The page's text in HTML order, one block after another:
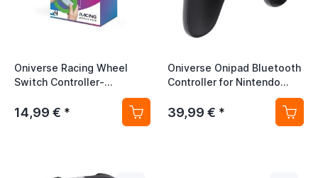
Oniverse Racing Wheel
Switch Controller-
14,99 € *
Oniverse Onipad Bluetooth
Controller for Nintendo
Switch / PC / IOS / Android
Black Star
39,99 € *